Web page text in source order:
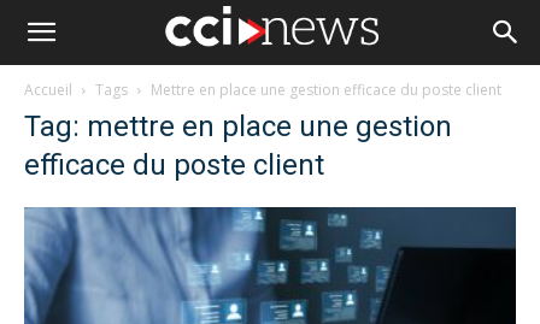
Accueil Tags Mettre en place une gestion efficace du poste client
Tag: mettre en place une gestion
efficace du poste client